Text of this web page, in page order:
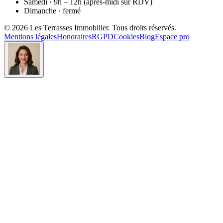
Samedi · 9h – 12h (après-midi sur RDV)
Dimanche · fermé
© 2026 Les Terrasses Immobilier. Tous droits réservés.
Mentions légalesHonorairesRGPDCookiesBlogEspace pro